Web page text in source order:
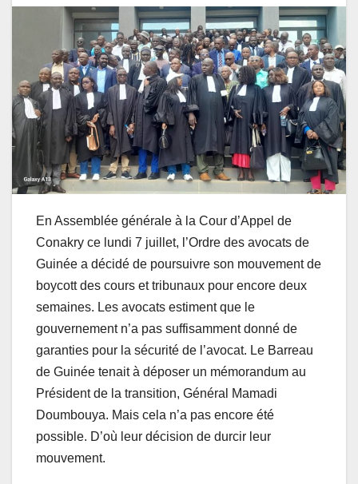
En Assemblée générale à la Cour d’Appel de
Conakry ce lundi 7 juillet, l’Ordre des avocats de
Guinée a décidé de poursuivre son mouvement de
boycott des cours et tribunaux pour encore deux
semaines. Les avocats estiment que le
gouvernement n’a pas suffisamment donné de
garanties pour la sécurité de l’avocat. Le Barreau
de Guinée tenait à déposer un mémorandum au
Président de la transition, Général Mamadi
Doumbouya. Mais cela n’a pas encore été
possible. D’où leur décision de durcir leur
mouvement.